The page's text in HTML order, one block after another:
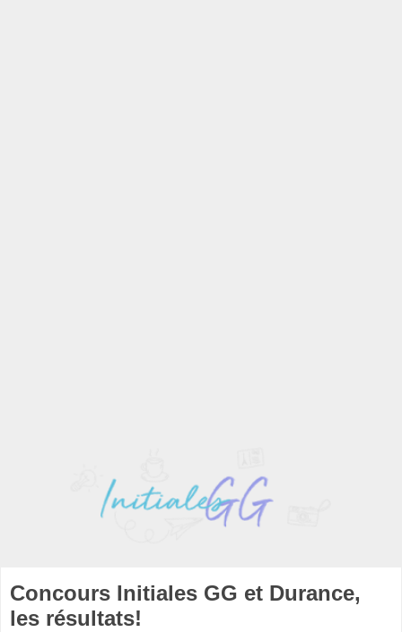
Concours Initiales GG et Durance,
les résultats!